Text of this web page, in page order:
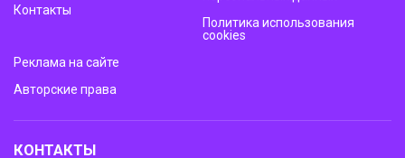
Контакты
Политика использования
cookies
Реклама на сайте
Авторские права
КОНТАКТЫ